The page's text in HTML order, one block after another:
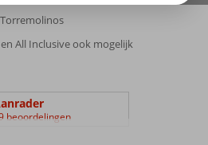
All Inclusive ook mogelijk
beoordelingen